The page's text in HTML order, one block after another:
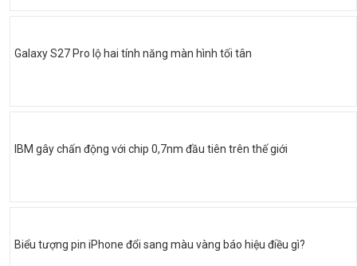
Galaxy S27 Pro lộ hai tính năng màn hình tối tân
IBM gây chấn động với chip 0,7nm đầu tiên trên thế giới
Biểu tượng pin iPhone đổi sang màu vàng báo hiệu điều gì?